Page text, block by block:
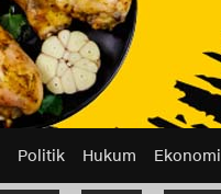
Politik Hukum Ekonomi